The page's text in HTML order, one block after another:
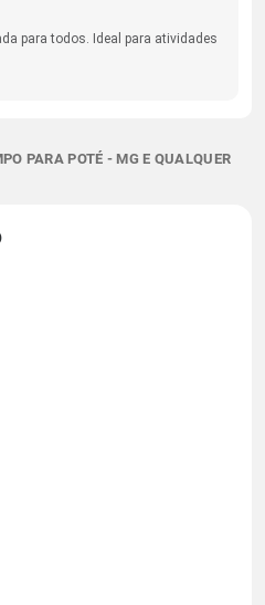
para todos. Ideal para atividades
PARA POTÉ - MG E QUALQUER